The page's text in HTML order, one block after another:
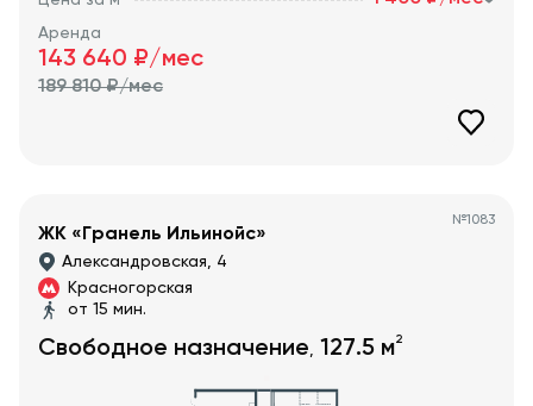
Аренда
143 640 ₽/мес
189 810₽/мес
№1083
ЖК «Гранель Ильинойс»
Александровская, 4
Красногорская
от 15 мин.
Свободное назначение 127.5 м2